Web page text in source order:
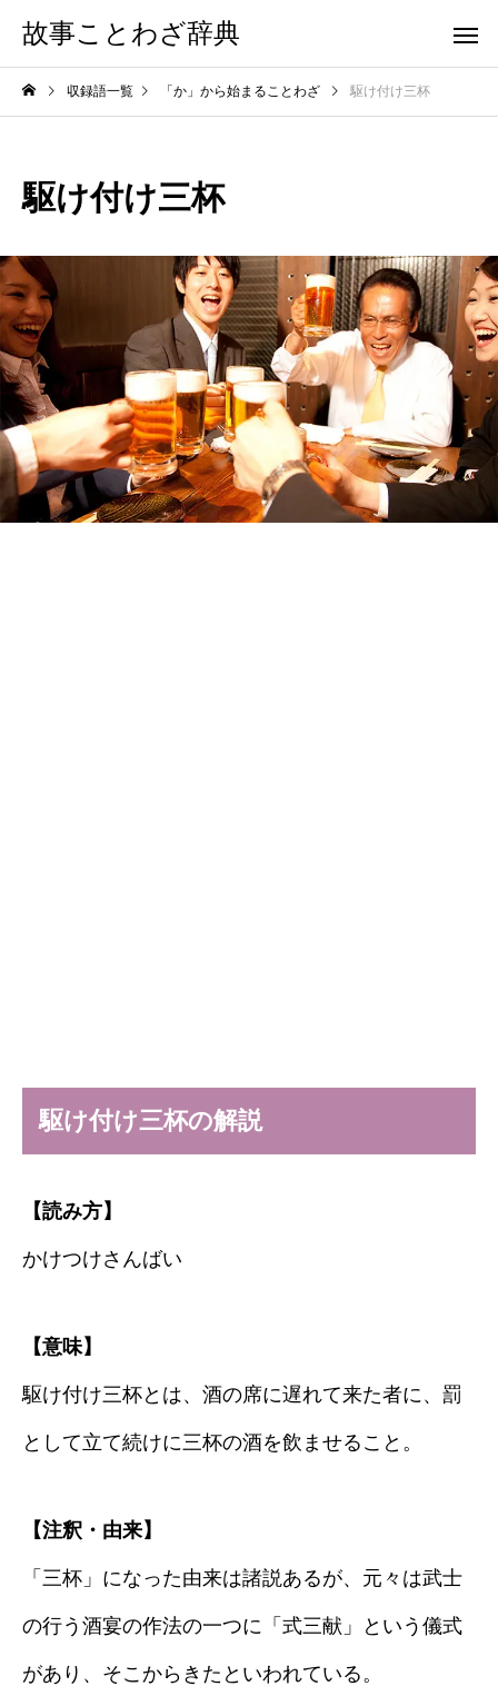
故事ことわざ辞典
収録語一覧 「か」から始まることわざ 駆け付け三杯
駆け付け三杯
駆け付け三杯の解説
【読み方】
かけつけさんばい
【意味】
駆け付け三杯とは、酒の席に遅れて来た者に、罰
として立て続けに三杯の酒を飲ませること。
【注釈・由来】
「三杯」になった由来は諸説あるが、元々は武士
の行う酒宴の作法の一つに「式三献」という儀式
があり、そこからきたといわれている。